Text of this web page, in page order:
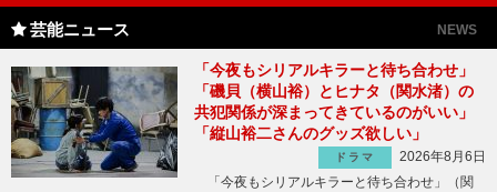
芸能ニュース NEWS
「今夜もシリアルキラーと待ち合わせ」
「磯貝（横山裕）とヒナタ（関水渚）の
共犯関係が深まってきているのがいい」
「縦山裕二さんのグッズ欲しい」
ドラマ
2026年8月6日
「今夜もシリアルキラーと待ち合わせ」（関